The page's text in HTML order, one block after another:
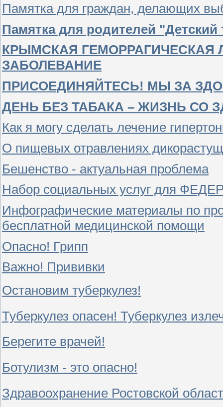
Памятка для граждан, делающих
Памятка для родителей "Детский
КРЫМСКАЯ ГЕМОРРАГИЧЕСКАЯ
ЗАБОЛЕВАНИЕ
ПРИСОЕДИНЯЙТЕСЬ! МЫ ЗА
ДЕНЬ БЕЗ ТАБАКА – ЖИЗНЬ СО
Как я могу сделать лечение
О пищевых отравлениях
Бешенство - актуальная проблема
Набор социальных услуг для
Инфографические материалы по
бесплатной медицинской помощи
Опасно! Грипп
Важно! Прививки
Остановим туберкулез!
Туберкулез опасен! Туберкулез
Берегите врачей!
Ботулизм - это опасно!
Здравоохранение Ростовской